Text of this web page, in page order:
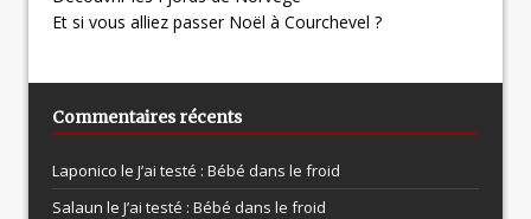
Et si vous alliez passer Noël à Courchevel ?
Commentaires récents
Laponico le J’ai testé : Bébé dans le froid
Salaun le J’ai testé : Bébé dans le froid